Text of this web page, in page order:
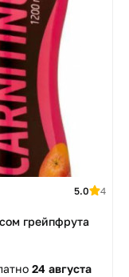
5.0
4
грейпфрута
24 августа